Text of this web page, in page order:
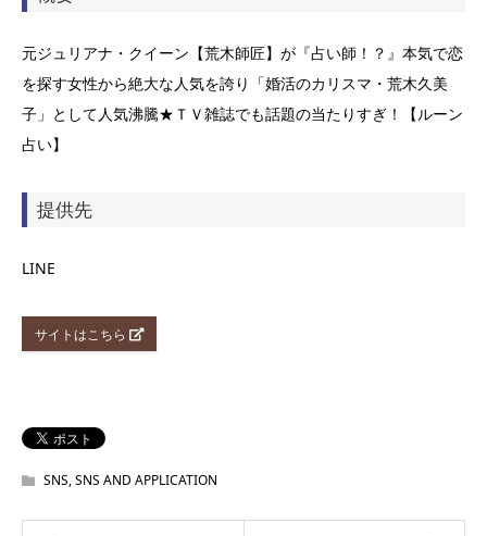
元ジュリアナ・クイーン【荒木師匠】が『占い師！？』本気で恋
を探す女性から絶大な人気を誇り「婚活のカリスマ・荒木久美
子」として人気沸騰★ＴＶ雑誌でも話題の当たりすぎ！【ルーン
占い】
提供先
LINE
サイトはこちら
SNS,SNS AND APPLICATION